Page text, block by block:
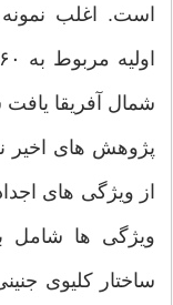
است. اغلب نمونه
شمال آفریقا یافت
پژوهش های اخیر
از ویژگی های
ویژگی ها شامل
ساختار کلیوی